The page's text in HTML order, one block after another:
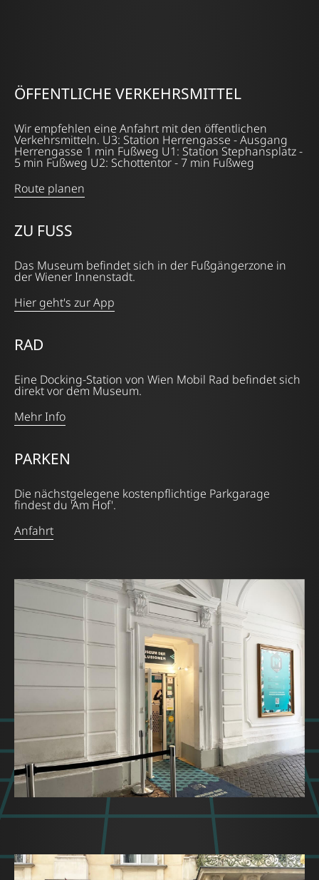
ÖFFENTLICHE VERKEHRSMITTEL
Wir empfehlen eine Anfahrt mit den öffentlichen
Verkehrsmitteln. U3: Station Herrengasse - Ausgang
Herrengasse 1 min Fußweg U1: Station Stephansplatz -
5 min Fußweg U2: Schottentor - 7 min Fußweg
Route planen
ZU FUSS
Das Museum befindet sich in der Fußgängerzone in
der Wiener Innenstadt.
Hier geht's zur App
RAD
Eine Docking-Station von Wien Mobil Rad befindet sich
direkt vor dem Museum.
Mehr Info
PARKEN
Die nächstgelegene kostenpflichtige Parkgarage
findest du 'Am Hof'.
Anfahrt